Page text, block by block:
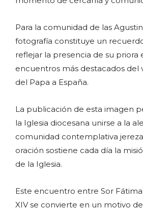
Para la comunidad de las
fotografía constituye un
reflejar la presencia de su priora
encuentros más destacados del
del Papa a España.
La publicación de esta imagen
la Iglesia diocesana unirse a la
comunidad contemplativa
oración sostiene cada día la
de la Iglesia.
Este encuentro entre Sor
XIV se convierte en un motivo